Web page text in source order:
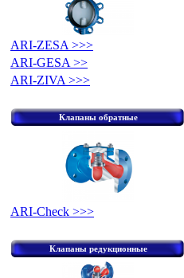
ARI-ZESA >>>
ARI-GESA >>
ARI-ZIVA >>>
Клапаны обратные
ARI-Check >>>
Клапаны редукционные